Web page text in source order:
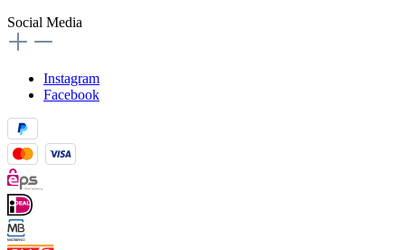
Social Media
Instagram
Facebook